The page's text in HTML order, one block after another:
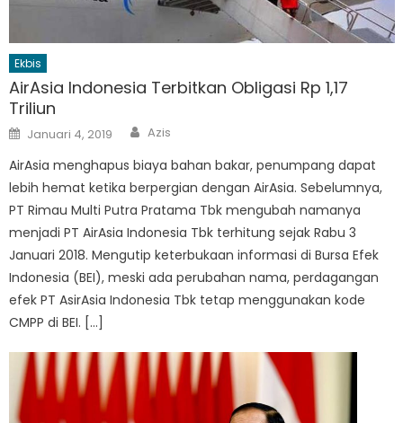
Ekbis
AirAsia Indonesia Terbitkan Obligasi Rp 1,17
Triliun
Posted
on
Januari 4, 2019 Author
Azis
AirAsia menghapus biaya bahan bakar, penumpang dapat
lebih hemat ketika berpergian dengan AirAsia. Sebelumnya,
PT Rimau Multi Putra Pratama Tbk mengubah namanya
menjadi PT AirAsia Indonesia Tbk terhitung sejak Rabu 3
Januari 2018. Mengutip keterbukaan informasi di Bursa Efek
Indonesia (BEI), meski ada perubahan nama, perdagangan
efek PT AsirAsia Indonesia Tbk tetap menggunakan kode
CMPP di BEI. […]